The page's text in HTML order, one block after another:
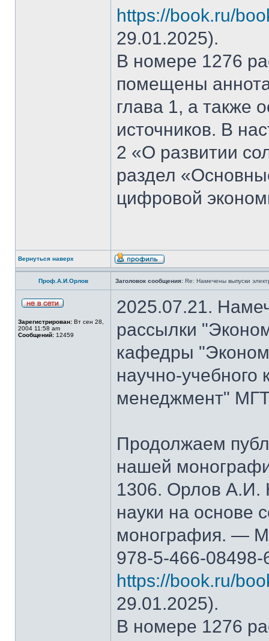
https://book.ru/
29.01.2025).
В номере 1276
помещены
глава 1, а также
источников. В
2 «О развитии
раздел
цифровой
Вернуться наверх
Проф.А.И.Орлов Заголовок сообщения: Re: Намечены выпуски
Зарегистрирован: Вт сен 28,
2004 11:58 am
Сообщений: 12459
2025.07.21.
рассылки
кафедры
научно-
менеджмент"
Продолжаем
нашей
1306. Орлов А.И.
науки на основе
монография. —
978-5-466-
https://book.ru/
29.01.2025).
В номере 1276